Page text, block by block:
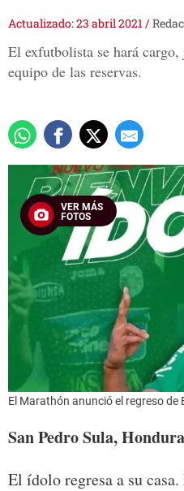
Actualizado: 23 abril 2021/
El exfutbolista se hará
equipo de las reservas.
VER MÁS
FOTOS
El Marathón anunció el regreso de
San Pedro Sula,
El ídolo regresa a su